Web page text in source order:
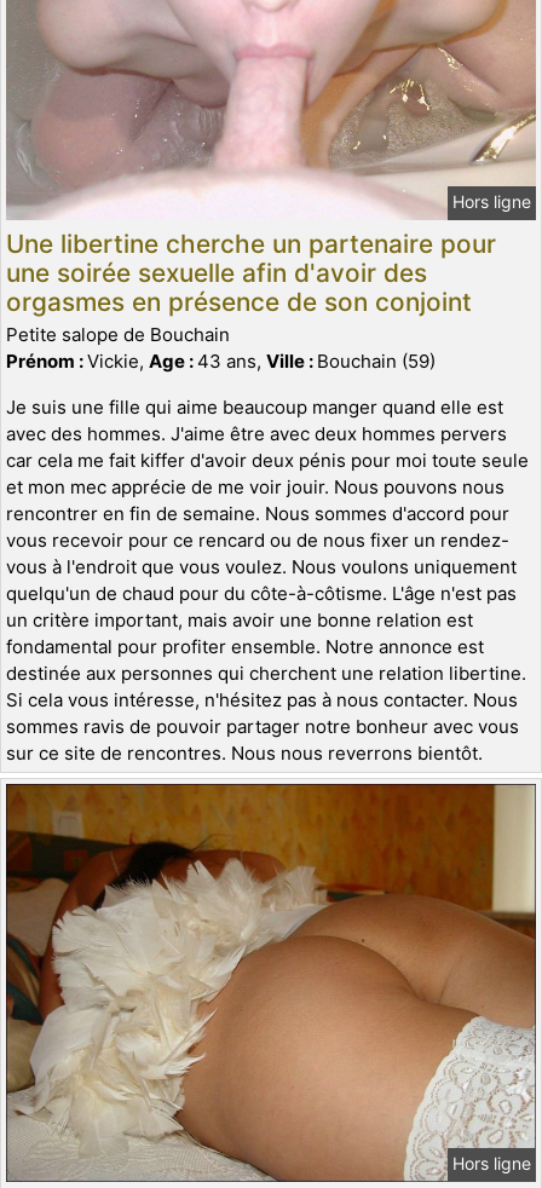
Hors ligne
Une libertine cherche un partenaire pour
une soirée sexuelle afin d'avoir des
orgasmes en présence de son conjoint
Petite salope de Bouchain
Prénom :Vickie, Age :43 ans, Ville : Bouchain (59)
Je suis une fille qui aime beaucoup manger quand elle est
avec des hommes. J'aime être avec deux hommes pervers
car cela me fait kiffer d'avoir deux pénis pour moi toute seule
et mon mec apprécie de me voir jouir. Nous pouvons nous
rencontrer en fin de semaine. Nous sommes d'accord pour
vous recevoir pour ce rencard ou de nous fixer un rendez-
vous à l'endroit que vous voulez. Nous voulons uniquement
quelqu'un de chaud pour du côte-à-côtisme. L'âge n'est pas
un critère important, mais avoir une bonne relation est
fondamental pour profiter ensemble. Notre annonce est
destinée aux personnes qui cherchent une relation libertine.
Si cela vous intéresse, n'hésitez pas à nous contacter. Nous
sommes ravis de pouvoir partager notre bonheur avec vous
sur ce site de rencontres. Nous nous reverrons bientôt.
Hors ligne